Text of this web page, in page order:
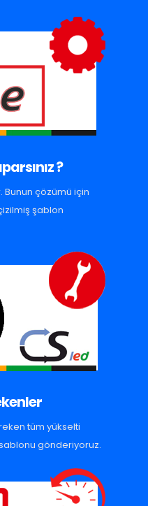
?
Bunun çözümü için
şablon
tüm yükselti
gönderiyoruz.